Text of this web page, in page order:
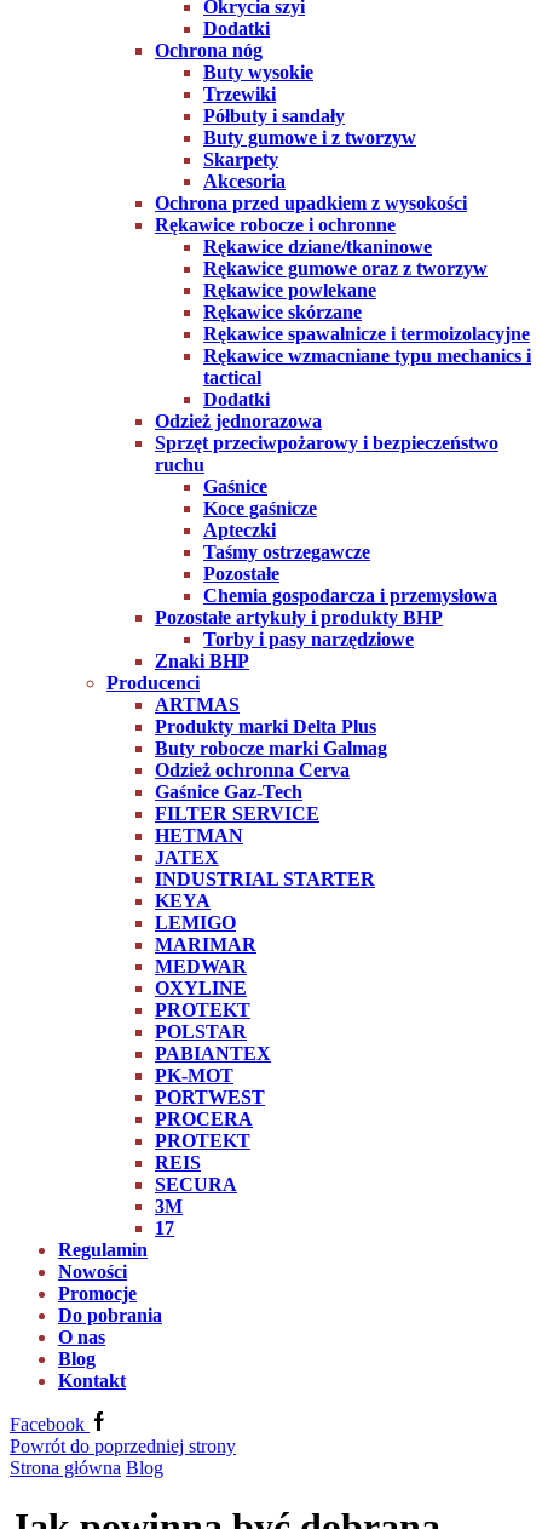
Okrycia szyi
Dodatki
Ochrona nóg
Buty wysokie
Trzewiki
Półbuty i sandały
Buty gumowe i z tworzyw
Skarpety
Akcesoria
Ochrona przed upadkiem z wysokości
Rękawice robocze i ochronne
Rękawice dziane/tkaninowe
Rękawice gumowe oraz z tworzyw
Rękawice powlekane
Rękawice skórzane
Rękawice spawalnicze i termoizolacyjne
Rękawice wzmacniane typu mechanics i
tactical
Dodatki
Odzież jednorazowa
Sprzęt przeciwpożarowy i bezpieczeństwo
ruchu
Gaśnice
Koce gaśnicze
Apteczki
Taśmy ostrzegawcze
Pozostałe
Chemia gospodarcza i przemysłowa
Pozostałe artykuły i produkty BHP
Torby i pasy narzędziowe
Znaki BHP
Producenci
ARTMAS
Produkty marki Delta Plus
Buty robocze marki Galmag
Odzież ochronna Cerva
Gaśnice Gaz-Tech
FILTER SERVICE
HETMAN
JATEX
INDUSTRIAL STARTER
KEYA
LEMIGO
MARIMAR
MEDWAR
OXYLINE
PROTEKT
POLSTAR
PABIANTEX
PK-MOT
PORTWEST
PROCERA
PROTEKT
REIS
SECURA
3M
17
Regulamin
Nowości
Promocje
Do pobrania
O nas
Blog
Kontakt
Facebook
Powrót do poprzedniej strony
Strona główna Blog